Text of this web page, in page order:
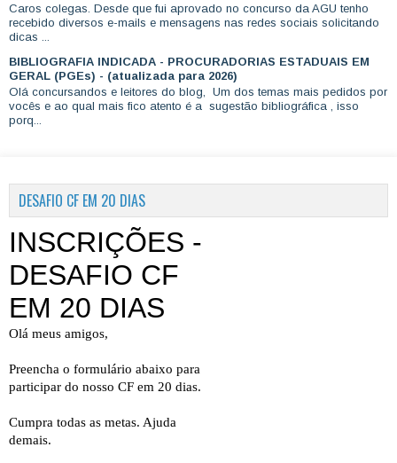
Caros colegas. Desde que fui aprovado no concurso da AGU tenho
recebido diversos e-mails e mensagens nas redes sociais solicitando
dicas ...
BIBLIOGRAFIA INDICADA - PROCURADORIAS ESTADUAIS EM
GERAL (PGEs) - (atualizada para 2026)
Olá concursandos e leitores do blog, Um dos temas mais pedidos por
vocês e ao qual mais fico atento é a sugestão bibliográfica , isso
porq...
DESAFIO CF EM 20 DIAS